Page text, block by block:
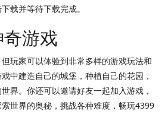
载并等待下载完成。
游戏
玩家可以体验到非常多样的游戏玩法和
中建造自己的城堡，种植自己的花园，
界。你还可以邀请好友一起加入游戏，
世界的奥秘，挑战各种难度，畅玩4399